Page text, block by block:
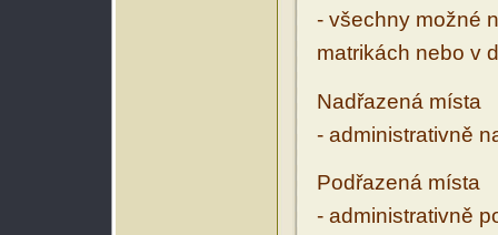
- všechny možné
matrikách nebo v
Nadřazená místa
- administrativně
Podřazená místa
- administrativně